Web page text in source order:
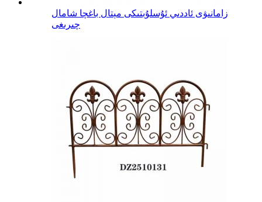
زامانىۋى ئاددىي ئۇسلۇبتىكى مېتال باغچا شامال
چىرىغى